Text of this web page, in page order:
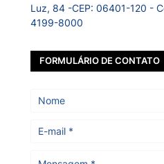
Luz, 84 -CEP: 06401-120 -
4199-8000
FORMULÁRIO DE CONTATO